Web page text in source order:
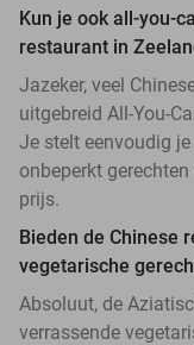
Kun je ook all-you-
restaurant in
Jazeker, veel
uitgebreid All-You-
Je stelt eenvoudig
onbeperkt
prijs.
Bieden de Chinese
vegetarische
Absoluut, de
verrassende